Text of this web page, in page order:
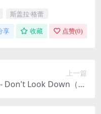
斯盖拉·格蕾
享 收藏 点赞(0)
上一篇
Don't Look Down（20